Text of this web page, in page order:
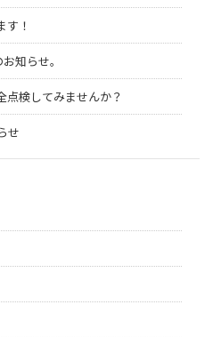
す！
知らせ。
点検してみませんか？
せ